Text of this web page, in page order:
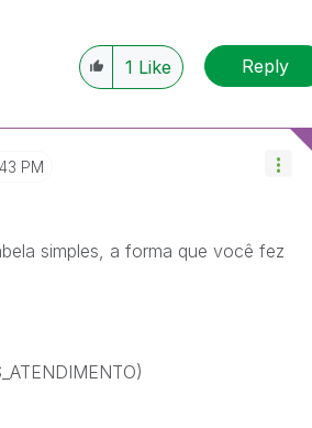
1 Like Reply
PM
simples, a forma que você fez